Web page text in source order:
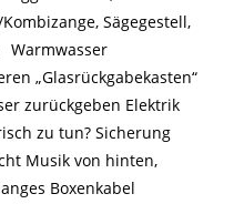
Sägegestell,
Warmwasser
„Glasrückgabekasten“
zurückgeben Elektrik
zu tun? Sicherung
Musik von hinten,
Boxenkabel